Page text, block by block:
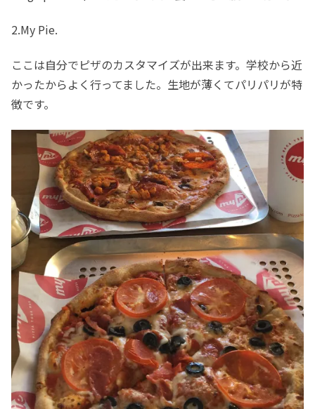
2.My Pie.
ここは自分でピザのカスタマイズが出来ます。学校から近
かったからよく行ってました。生地が薄くてパリパリが特
徴です。